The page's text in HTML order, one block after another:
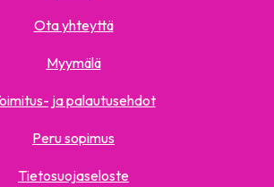
Ota yhteyttä
Myymälä
ja palautusehdot
Peru sopimus
Tietosuojaseloste